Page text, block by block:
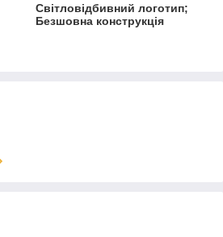
Світловідбивний логотип;
Безшовна конструкція